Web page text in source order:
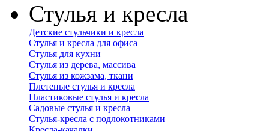
Стулья и кресла
Детские стульчики и кресла
Стулья и кресла для офиса
Стулья для кухни
Стулья из дерева, массива
Стулья из кожзама, ткани
Плетеные стулья и кресла
Пластиковые стулья и кресла
Садовые стулья и кресла
Стулья-кресла с подлокотниками